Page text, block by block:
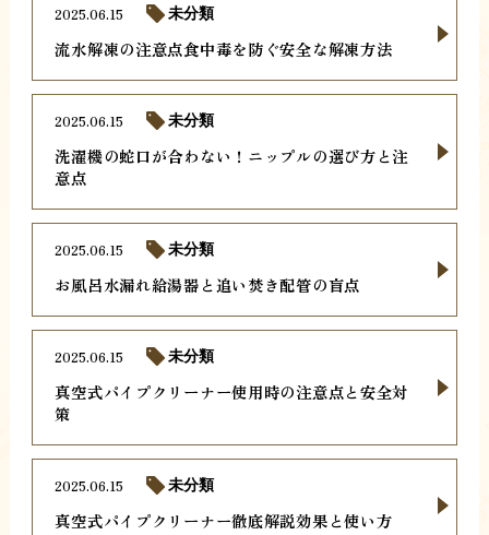
流水解凍の注意点食中毒を防ぐ安全な解凍方法
2025.06.15 未分類
洗濯機の蛇口が合わない！ニップルの選び方と注
意点
2025.06.15 未分類
お風呂水漏れ給湯器と追い焚き配管の盲点
2025.06.15 未分類
真空式パイプクリーナー使用時の注意点と安全対
策
2025.06.15 未分類
真空式パイプクリーナー徹底解説効果と使い方
2025.06.15 未分類